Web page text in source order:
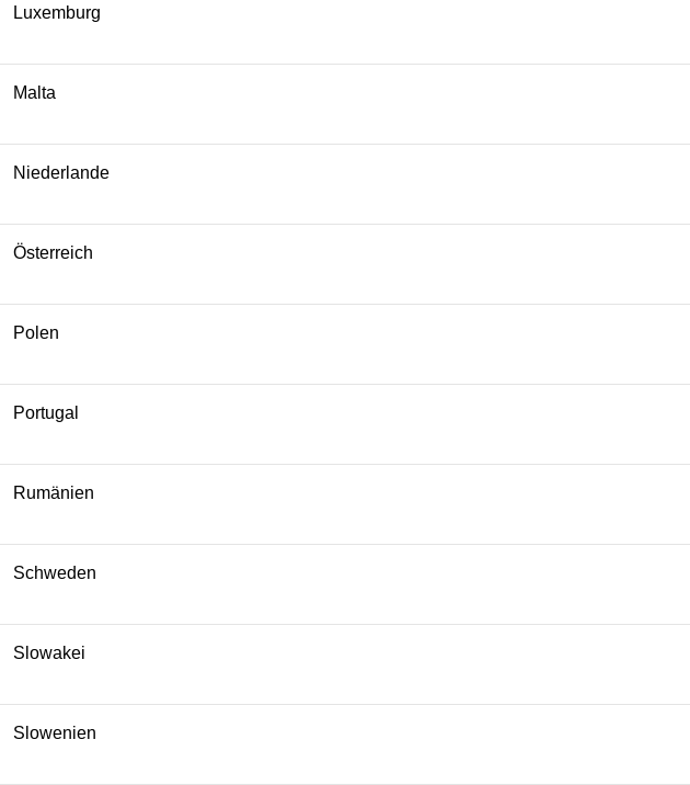
Luxemburg
Malta
Niederlande
Österreich
Polen
Portugal
Rumänien
Schweden
Slowakei
Slowenien